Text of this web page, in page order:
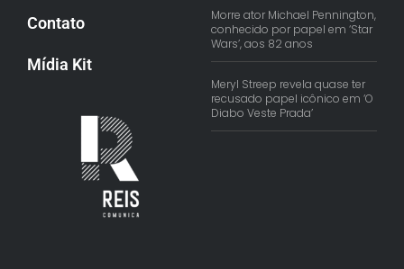
Contato
Mídia Kit
Morre ator Michael Pennington,
conhecido por papel em ‘Star
Wars’, aos 82 anos
Meryl Streep revela quase ter
recusado papel icônico em ‘O
Diabo Veste Prada’